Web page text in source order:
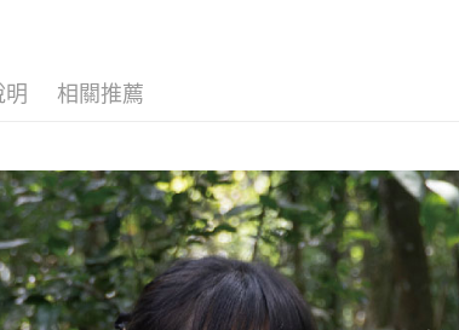
明 相關推薦